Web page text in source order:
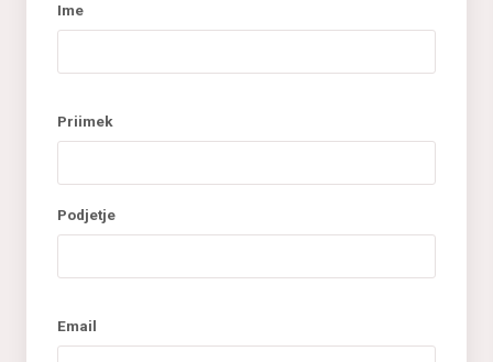
Ime
Priimek
Podjetje
Email